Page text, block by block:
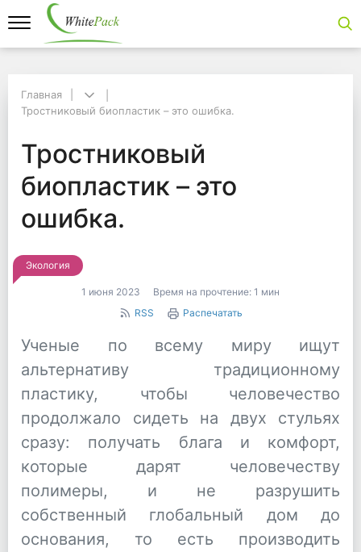
Тростниковый биопластик – это ошибка.
Тростниковый
Главная
Тростниковый биопластик – это ошибка.
Тростниковый
биопластик – это
ошибка.
Экология
1 июня 2023 Время на прочтение: 1 мин
RSS
Распечатать
Ученые по всему миру ищут
альтернативу традиционному
пластику, чтобы человечество
продолжало сидеть на двух стульях
сразу: получать блага и комфорт,
которые дарят человечеству
полимеры, и не разрушить
собственный глобальный дом до
основания, то есть производить